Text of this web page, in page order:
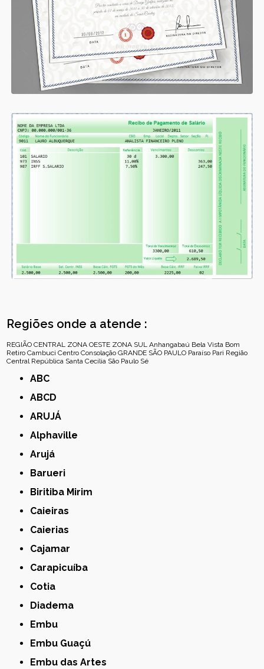
Regiões onde a atende :
REGIÃO CENTRAL ZONA OESTE ZONA SUL Anhangabaú Bela Vista Bom
Retiro Cambuci Centro Consolação GRANDE SÃO PAULO Paraíso Pari Região
Central República Santa Cecília São Paulo Sé
ABC
ABCD
ARUJÁ
Alphaville
Arujá
Barueri
Biritiba Mirim
Caieiras
Caierias
Cajamar
Carapicuíba
Cotia
Diadema
Embu
Embu Guaçú
Embu das Artes